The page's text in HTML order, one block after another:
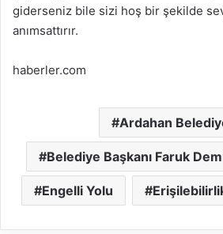
giderseniz bile sizi hoş bir şekilde
anımsattırır.
haberler.com
Ardahan
Belediye Başkanı Faruk
Engelli Yolu